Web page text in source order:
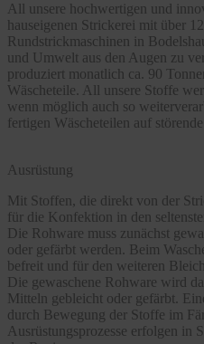
All unsere hochwertigen und
hauseigenen Strickerei mit über
Rundstrickmaschinen in
und Umwelt aus den Augen zu
produziert monatlich ca. 90
Wäscheteile. All unsere Stoffe
wenn möglich auch so
fertigen Wäscheteilen auf
Ausrüstung
Mit Stoffen, die direkt von der
für die Konfektion in den
Die Rohware muss zunächst
oder gefärbt werden. Beim
befreit und für den weiteren
Die gewaschene Rohware wird
Mitteln gebleicht oder gefärbt.
durch Bewegung der Stoffe im
Ausrüstungsprozesse erfolgen in